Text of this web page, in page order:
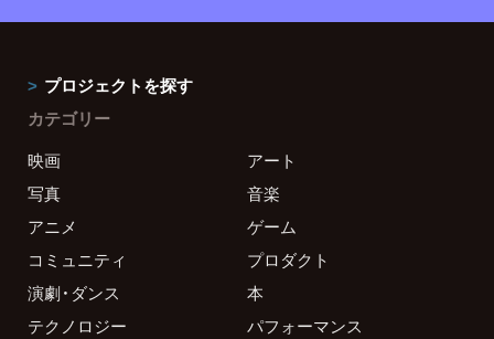
プロジェクトを探す
カテゴリー
映画
アート
写真
音楽
アニメ
ゲーム
コミュニティ
プロダクト
演劇・ダンス
本
テクノロジー
パフォーマンス